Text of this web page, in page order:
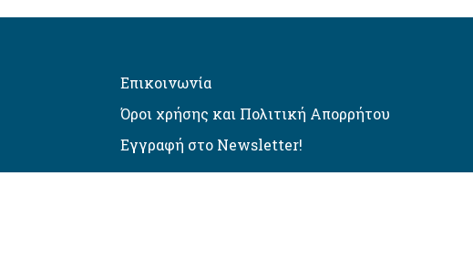
Επικοινωνία
Όροι χρήσης και Πολιτική Απορρήτου
Εγγραφή στο Newsletter!